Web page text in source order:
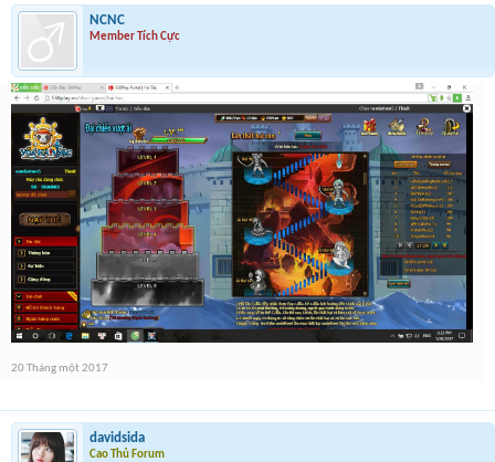
NCNC
Member Tích Cực
20 Tháng một 2017
davidsida
Cao Thủ Forum